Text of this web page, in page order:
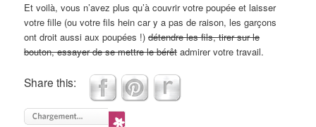
Et voilà, vous n’avez plus qu’à couvrir votre poupée et laisser
votre fille (ou votre fils hein car y a pas de raison, les garçons
ont droit aussi aux poupées !)détendre les fils, tirer sur le
bouton, essayer de se mettre le bérêt admirer votre travail.
Share this: